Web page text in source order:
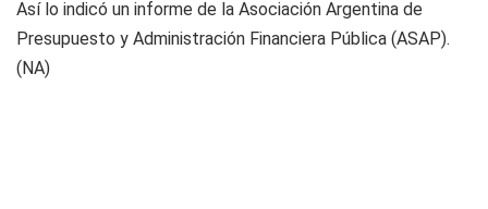
Así lo indicó un informe de la Asociación Argentina de
Presupuesto y Administración Financiera Pública (ASAP).
(NA)